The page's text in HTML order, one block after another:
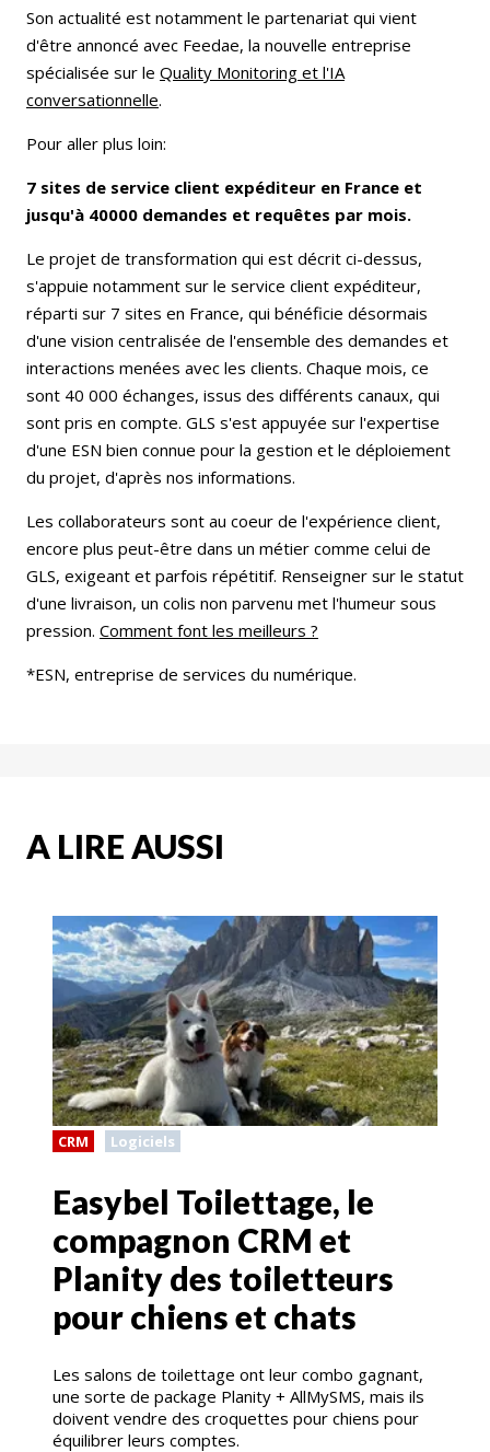
Son actualité est notamment le partenariat qui vient
d'être annoncé avec Feedae, la nouvelle entreprise
spécialisée sur le Quality Monitoring et l'IA
conversationnelle.
Pour aller plus loin:
7 sites de service client expéditeur en France et
jusqu'à 40000 demandes et requêtes par mois.
Le projet de transformation qui est décrit ci-dessus,
s'appuie notamment sur le service client expéditeur,
réparti sur 7 sites en France, qui bénéficie désormais
d'une vision centralisée de l'ensemble des demandes et
interactions menées avec les clients. Chaque mois, ce
sont 40 000 échanges, issus des différents canaux, qui
sont pris en compte. GLS s'est appuyée sur l'expertise
d'une ESN bien connue pour la gestion et le déploiement
du projet, d'après nos informations.
Les collaborateurs sont au coeur de l'expérience client,
encore plus peut-être dans un métier comme celui de
GLS, exigeant et parfois répétitif. Renseigner sur le statut
d'une livraison, un colis non parvenu met l'humeur sous
pression. Comment font les meilleurs ?
*ESN, entreprise de services du numérique.
A LIRE AUSSI
CRM Logiciels
Easybel Toilettage, le
compagnon CRM et
Planity des toiletteurs
pour chiens et chats
Les salons de toilettage ont leur combo gagnant,
une sorte de package Planity + AllMySMS, mais ils
doivent vendre des croquettes pour chiens pour
équilibrer leurs comptes.